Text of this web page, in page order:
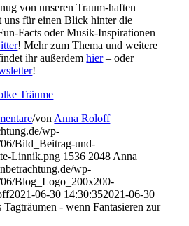
von unseren Traum-haften
uns für einen Blick hinter die
Facts oder Musik-Inspirationen
! Mehr zum Thema und weitere
ihr außerdemhier– oder
!
/von Anna Roloff
wp-
Bild_Beitrag-und-
Linnik.png 1536 2048 Anna
wp-
Blog_Logo_200x200-
2021-06-30 14:30:352021-06-30
Tagträumen - wenn Fantasieren zur